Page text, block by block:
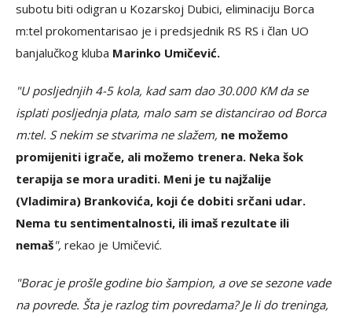
subotu biti odigran u Kozarskoj Dubici, eliminaciju Borca
m:tel prokomentarisao je i predsjednik RS RS i član UO
banjalučkog kluba Marinko Umičević.
"U posljednjih 4-5 kola, kad sam dao 30.000 KM da se
isplati posljednja plata, malo sam se distancirao od Borca
m:tel. S nekim se stvarima ne slažem, ne možemo
promijeniti igrače, ali možemo trenera. Neka šok
terapija se mora uraditi. Meni je tu najžalije
(Vladimira) Brankovića, koji će dobiti srčani udar.
Nema tu sentimentalnosti, ili imaš rezultate ili
nemaš", rekao je Umičević.
"Borac je prošle godine bio šampion, a ove se sezone vade
na povrede. Šta je razlog tim povredama? Je li do treninga,